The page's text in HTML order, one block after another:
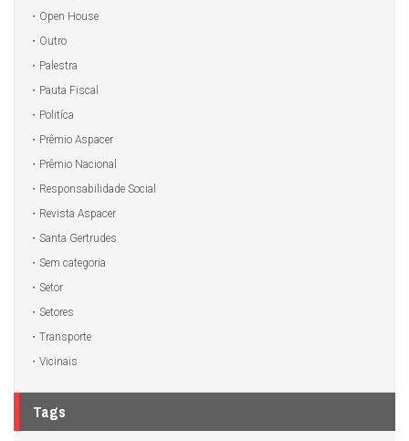
Open House
Outro
Palestra
Pauta Fiscal
Politíca
Prêmio Aspacer
Prêmio Nacional
Responsabilidade Social
Revista Aspacer
Santa Gertrudes
Sem categoria
Setor
Setores
Transporte
Vicinais
Tags